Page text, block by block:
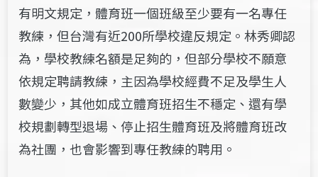
有明文規定，體育班一個班級至少要有一名專任
教練，但台灣有近200所學校違反規定。林秀卿認
為，學校教練名額是足夠的，但部分學校不願意
依規定聘請教練，主因為學校經費不足及學生人
數變少，其他如成立體育班招生不穩定、還有學
校規劃轉型退場、停止招生體育班及將體育班改
為社團，也會影響到專任教練的聘用。